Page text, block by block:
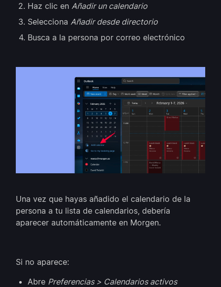
Haz clic en Añadir un calendario
Selecciona Añadir desde directorio
Busca a la persona por correo electrónico
Una vez que hayas añadido el calendario de la
persona a tu lista de calendarios, debería
aparecer automáticamente en Morgen.
Si no aparece:
Abre Preferencias > Calendarios activos